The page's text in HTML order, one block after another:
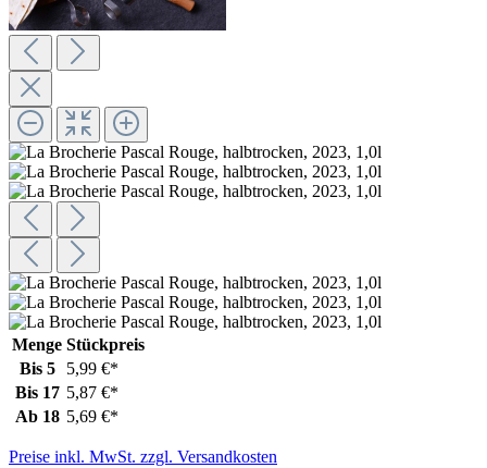
Menge Stückpreis
Bis 5
5,99 €*
Bis 17 5,87 €*
Ab 18 5,69 €*
Preise inkl. MwSt. zzgl. Versandkosten